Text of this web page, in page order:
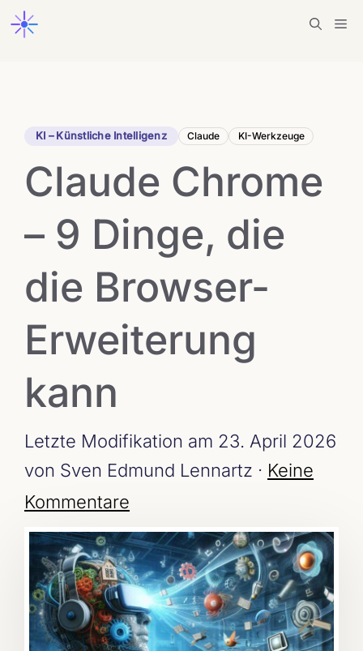
Zum
Inhalt
KI – Künstliche Intelligenz Claude KI-Werkzeuge
Claude Chrome
– 9 Dinge, die
die Browser-
Erweiterung
kann
Letzte Modifikation am 23. April 2026
von Sven Edmund Lennartz · Keine
Kommentare